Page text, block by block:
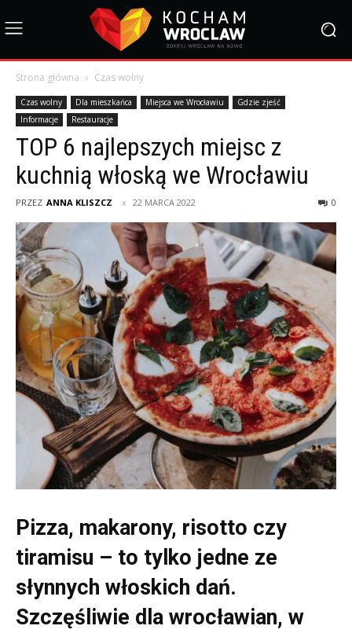
Strona główna Czas wolny
Czas wolny Dla mieszkańca Miejsca we Wrocławiu
Gdzie zjeść
Informacje
Restauracje
TOP 6 najlepszych miejsc z
kuchnią włoską we Wrocławiu
PRZEZ ANNA KLISZCZ 22 MARCA 2022 0
Pizza, makarony, risotto czy
tiramisu – to tylko jedne ze
słynnych włoskich dań.
Szczęśliwie dla wrocławian, w